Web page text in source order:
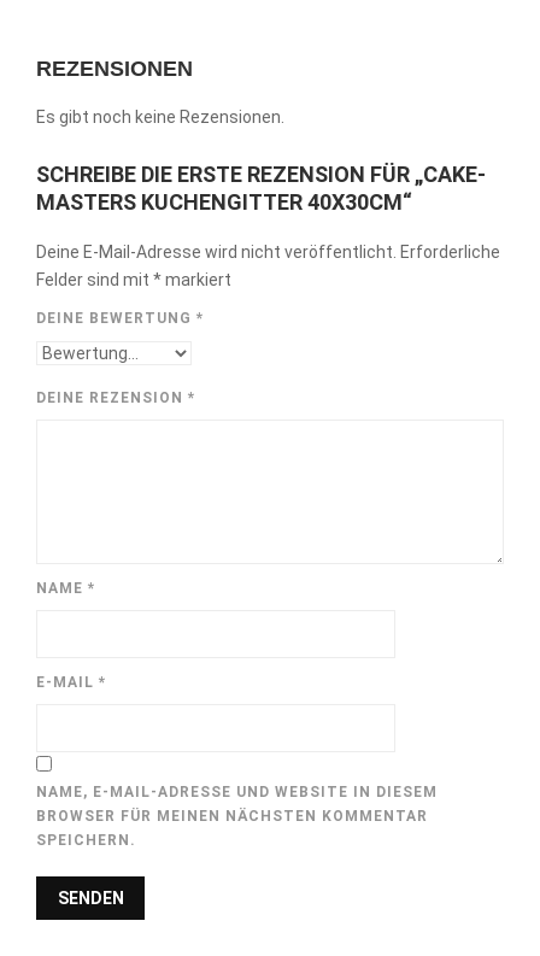
REZENSIONEN
Es gibt noch keine Rezensionen.
SCHREIBE DIE ERSTE REZENSION FÜR „CAKE-
MASTERS KUCHENGITTER 40X30CM“
Deine E-Mail-Adresse wird nicht veröffentlicht. Erforderliche
Felder sind mit *markiert
DEINE BEWERTUNG *
DEINE REZENSION *
NAME *
E-MAIL *
NAME, E-MAIL-ADRESSE UND WEBSITE IN DIESEM
BROWSER FÜR MEINEN NÄCHSTEN KOMMENTAR
SPEICHERN.